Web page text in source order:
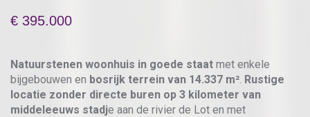
395.000
Natuurstenen woonhuis in goede staat met enkele
bijgebouwen en bosrijk terrein van 14.337 m². Rustige
locatie zonder directe buren op 3 kilometer van
middeleeuws stadje aan de rivier de Lot en met